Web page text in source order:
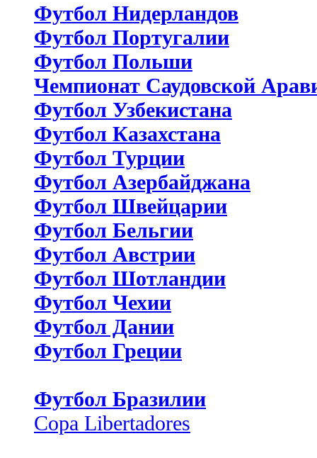
Футбол Нидерландов
Футбол Португалии
Футбол Польши
Чемпионат Саудовской
Футбол Узбекистана
Футбол Казахстана
Футбол Турции
Футбол Азербайджана
Футбол Швейцарии
Футбол Бельгии
Футбол Австрии
Футбол Шотландии
Футбол Чехии
Футбол Дании
Футбол Греции
Футбол Бразилии
Copa Libertadores